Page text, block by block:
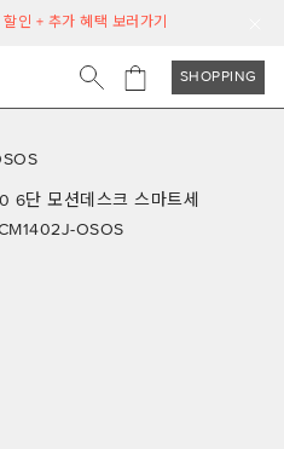
인 + 추가 혜택 보러가기
SHOPPING